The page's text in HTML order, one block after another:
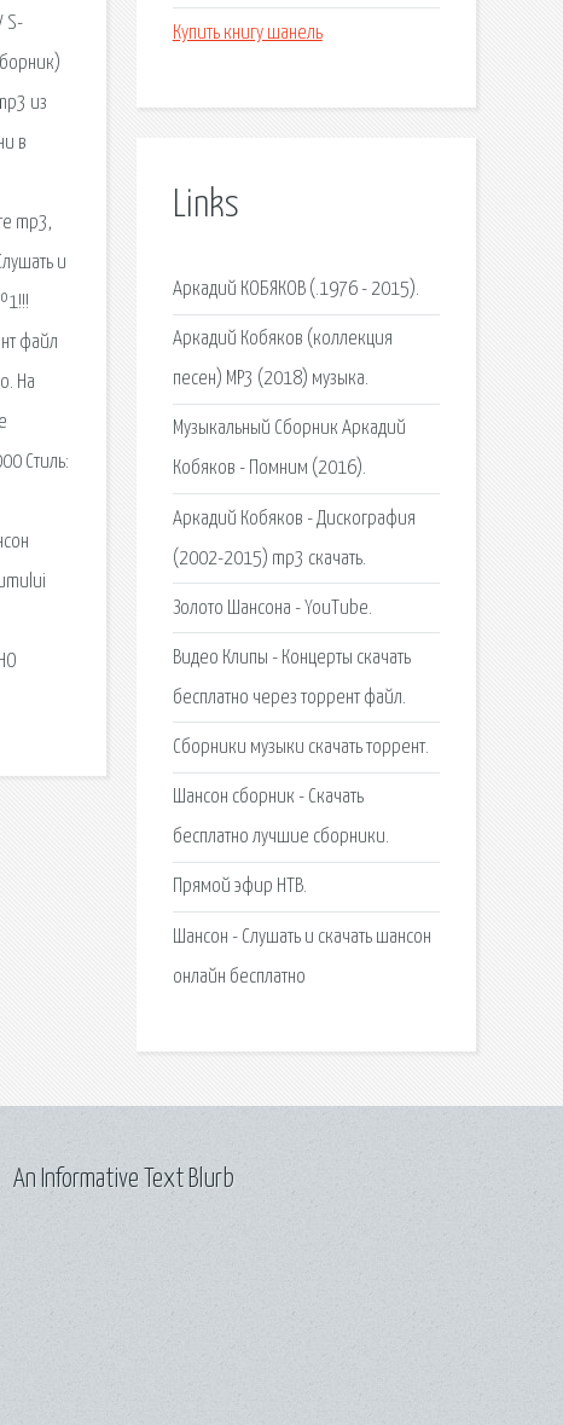
S-
из
в
mp3,
и
файл
На
Стиль:
Купить книгу шанель
Links
Аркадий КОБЯКОВ (.1976 - 2015).
Аркадий Кобяков (коллекция
песен) MP3 (2018) музыка.
Музыкальный Сборник Аркадий
Кобяков - Помним (2016).
Аркадий Кобяков - Дискография
(2002-2015) mp3 скачать.
Золото Шансона - YouTube.
Видео Клипы - Концерты скачать
бесплатно через торрент файл.
Сборники музыки скачать торрент.
Шансон сборник - Скачать
бесплатно лучшие сборники.
Прямой эфир НТВ.
Шансон - Слушать и скачать шансон
онлайн бесплатно
An Informative Text Blurb